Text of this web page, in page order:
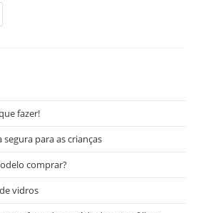
fazer!
segura para as crianças
comprar?
vidros